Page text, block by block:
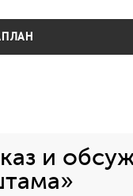
и